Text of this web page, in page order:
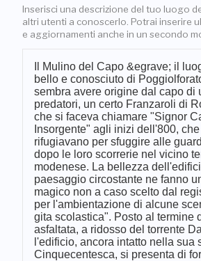
Inserisci una descrizione del tuo luogo
altri utenti a conoscerlo. Potrai inserire
e aggiornamenti anche in un secondo